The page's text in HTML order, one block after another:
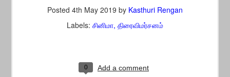
Posted 4th May 2019 by Kasthuri Rengan
Labels: சினிமா திரைவிமர்சனம்
0 Add a comment